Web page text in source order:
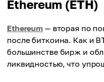
Ethereum (ETH)
Ethereum — вторая по
после биткоина. Как и
большинстве бирж и
ликвидностью, что